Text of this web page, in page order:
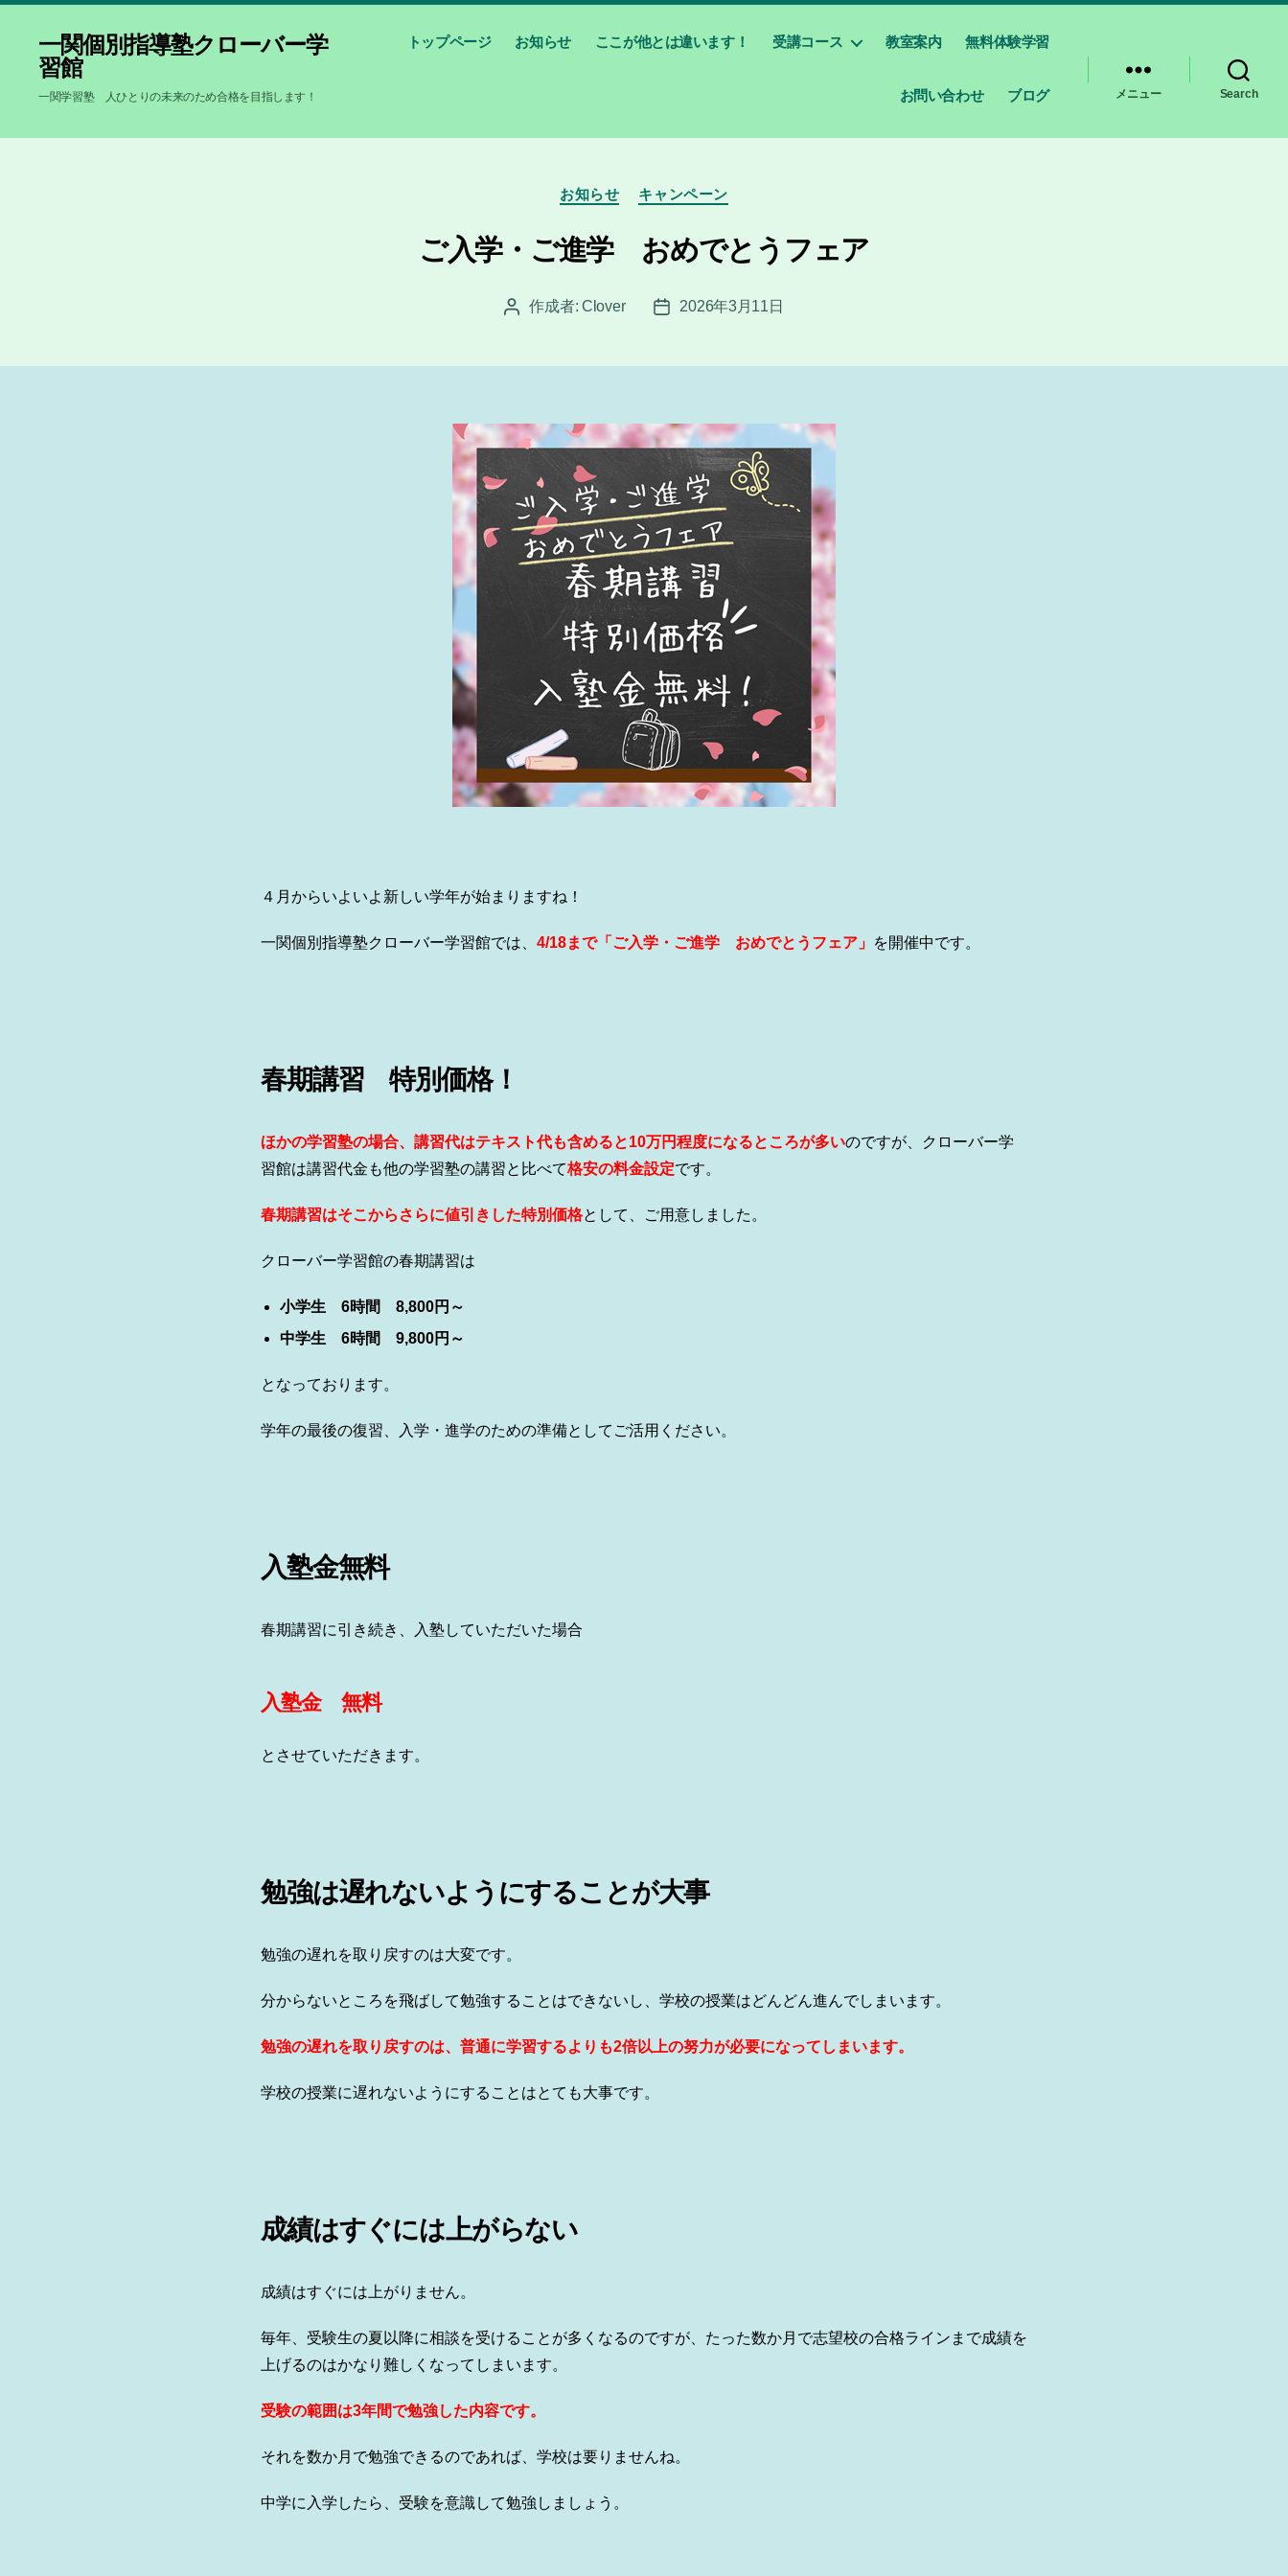
一関個別指導塾クローバー学
習館
一関学習塾 人ひとりの未来のため合格を目指します！
トップページ お知らせ ここが他とは違います！ 受講コース 教室案内 無料体験学習
お問い合わせ ブログ メニュー Search
カ
テ
リ
ー
お知らせ キャンペーン
ご入学・ご進学 おめでとうフェア
投
作成者: Clover
投
2026年3月11日
４月からいよいよ新しい学年が始まりますね！
一関個別指導塾クローバー学習館では、 4/18まで「ご入学・ご進学 おめでとうフェア」 を開催中です。
春期講習 特別価格！
ほかの学習塾の場合、講習代はテキスト代も含めると10万円程度になるところが多いのですが、クローバー学
習館は講習代金も他の学習塾の講習と比べて格安の料金設定です。
春期講習はそこからさらに値引きした特別価格として、ご用意しました。
クローバー学習館の春期講習は
小学生 6時間 8,800円～
中学生 6時間 9,800円～
となっております。
学年の最後の復習、入学・進学のための準備としてご活用ください。
入塾金無料
春期講習に引き続き、入塾していただいた場合
入塾金 無料
とさせていただきます。
勉強は遅れないようにすることが大事
勉強の遅れを取り戻すのは大変です。
分からないところを飛ばして勉強することはできないし、学校の授業はどんどん進んでしまいます。
勉強の遅れを取り戻すのは、普通に学習するよりも2倍以上の努力が必要になってしまいます。
学校の授業に遅れないようにすることはとても大事です。
成績はすぐには上がらない
成績はすぐには上がりません。
毎年、受験生の夏以降に相談を受けることが多くなるのですが、たった数か月で志望校の合格ラインまで成績を
上げるのはかなり難しくなってしまいます。
受験の範囲は3年間で勉強した内容です。
それを数か月で勉強できるのであれば、学校は要りませんね。
中学に入学したら、受験を意識して勉強しましょう。